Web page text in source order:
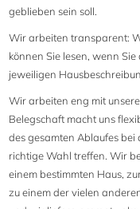
geblieben sein soll.
Wir arbeiten transparent:
können Sie lesen, wenn
jeweiligen
Wir arbeiten eng mit
Belegschaft macht uns
des gesamten Ablaufes bei
richtige Wahl treffen. Wir
einem bestimmten Haus,
zu einem der vielen